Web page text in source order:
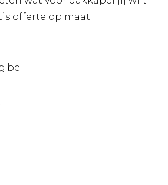
offerte op maat.